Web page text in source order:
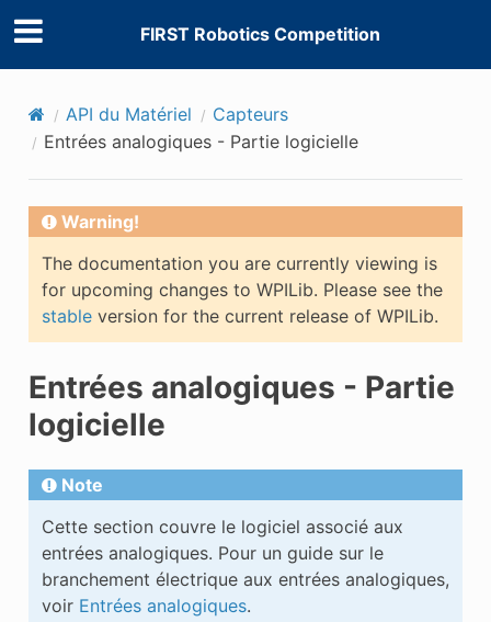
FIRST Robotics Competition
API du Matériel
Capteurs
Entrées analogiques - Partie logicielle
Warning!
The documentation you are currently viewing is
for upcoming changes to WPILib. Please see the
stableversion for the current release of WPILib.
Entrées analogiques - Partie
logicielle
Note
Cette section couvre le logiciel associé aux
entrées analogiques. Pour un guide sur le
branchement électrique aux entrées analogiques,
voir Entrées analogiques.